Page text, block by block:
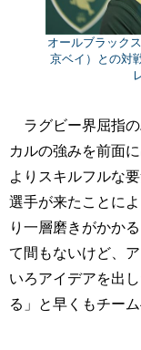
オールブラック
京ベイ）との対
ラグビー界屈指の
カルの強みを前面
よりスキルフルな
選手が来たことに
り一層磨きがかか
て間もないけど、
いろアイデアを出
る」と早くもチー